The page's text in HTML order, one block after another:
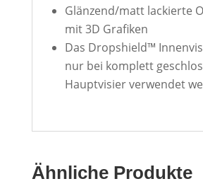
Glänzend/matt lackierte
mit 3D Grafiken
Das Dropshield™
nur bei komplett
Hauptvisier verwendet
Ähnliche Produkte